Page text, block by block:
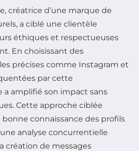
créatrice d’une marque de
a ciblé une clientèle
éthiques et respectueuses
En choisissant des
précises comme Instagram et
par cette
a amplifié son impact sans
Cette approche ciblée
connaissance des profils
analyse concurrentielle
création de messages